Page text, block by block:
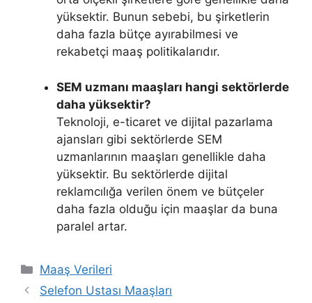
yüksektir. Bunun sebebi, bu şirketlerin
daha fazla bütçe ayırabilmesi ve
rekabetçi maaş politikalarıdır.
SEM uzmanı maaşları hangi sektörlerde
daha yüksektir?
Teknoloji, e-ticaret ve dijital pazarlama
ajansları gibi sektörlerde SEM
uzmanlarının maaşları genellikle daha
yüksektir. Bu sektörlerde dijital
reklamcılığa verilen önem ve bütçeler
daha fazla olduğu için maaşlar da buna
paralel artar.
Kategoriler
Maaş Verileri
Selefon Ustası Maaşları